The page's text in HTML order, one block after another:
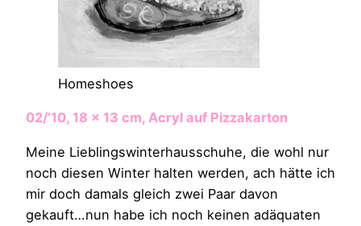
Homeshoes
02/’10, 18 x 13 cm, Acryl auf Pizzakarton
Meine Lieblingswinterhausschuhe, die wohl nur
noch diesen Winter halten werden, ach hätte ich
mir doch damals gleich zwei Paar davon
gekauft…nun habe ich noch keinen adäquaten